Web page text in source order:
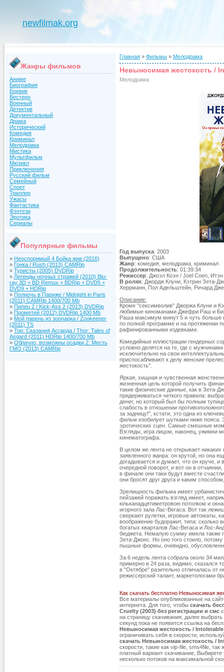
newfilmak.org
Жанры фильмов
Аниме
Биография
Боевик
Вестерн
Военный
Детектив
Документальный
Драма
Исторический
Комедия
Криминал
Мелодрама
Мистика
Мультфильм
Мюзикл
Приключения
Русский фильм
Семейный
Спорт
Триллер
Ужасы
Фантастика
Фэнтези
Эротика
Сериалы
Популярные фильмы
» Неоспоримый 4 Бойка жив (2016)
» Гонка / Rush (2013) CAMRip
» Туристы (2005) DVDRip
» Легенды ночных стражей (2010) Blu-
ray 3D + BD Remux + BDRip + DVD5 +
DVD9 + HDRip
» Полночь в Париже / Midnight in Paris
(2011) CAMRip 1400/700 Mb
» Пипец 2 / Kick-Ass 2 (2013) DVDRip
» Прометей (2012) DVDRip 1400 Mb
» Мой парень из зоопарка / Zookeeper
(2011) TS
» Тор: Сказания Асгарда / Thor: Tales of
Asgard (2011) HDRip 1400/700 Mb
» Облачно, возможны осадки 2: Месть
ГМО (2013) CAMRip
Главная » Фильмы » Мелодрама
Невыносимая жестокость /
Мелодрама
Год выпуска: 2003
Выпущено: США
Жанр: комедия, мелодрама, криминал
Продолжительность: 01:39:34
Режиссер: Джоэл Коэн / Joel Coen,
В ролях: Джордж Клуни, Кэтрин Зета-
Херрманн, Пол Адельштейн, Ричард
Описание:
Кроме "сексимволив" Джоржа Клуни и
любимые киноманами Джефри Раш и
Раша максимум минут 5 и чуть больше
по полной программе и на протяжении
рафинированными издевками.
Комедийные иллюстрации гендерных
условно делятся на те, где с
исключительно на свои
приспосабливают к делу женские
жестокость".
Яркая, хищная и чувственная
жизненная цель которой получить
такие физические данные, как в Зета-
придерживаться четкого правила:
денег, но который был бы полным
слабость в отношении
за задницу!", кстати, это одна из
фильм изобилует шутками ниже пояса.
эротических сцен. Самые смешные
Взгляды, игра лицом, наконец, ужимки
кинематографа.
В целом же лента не открывает
заявленного жанра: он крутой, но она
догадывается и думает, что он круче,
очередной поворот, и вот он в
в финале они таки будут вместе
они бросят друг друга и каким
Зрелищность фильма имеет
пейзажей поражать взгляд имеет,
кільканадцятиметровою потолком и
игорного зала Лас-Вегаса. Вот так
сверкают рулетки, игровые автоматы,
воображение будоражит, типа: сколько
богатых кварталов Лас-Вегаса и Лос-
бюджета. Немалую сумму имела также
Зета-Джонс. Но оно того стоило, потому
пышные формы, очевидно,
За 6 недель лента собрала около 34
примерно в 24 раза, видимо, сказался
в "Октябре" разительно отличалась от
режиссерский талант, маркетологами
Как скачать бесплатно Невыносимая
Все материалы опубликованные на
интернета. Для того, чтобы скачать
Cruelty (2003) без регистрации и смс
на страницу скачивания, далее
секунд пока не появится ссылка на
Невыносимая жестокость /
ограничивать себя в скорости,
скачать Невыносимая жестокость /
скорости, такие как vip-file, sms4file,
платный вариант скачивание,
несколько потоков на максимальной